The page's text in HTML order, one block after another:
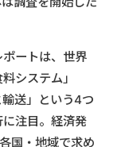
ートは、世界
システム」
輸送」という4つ
注目。経済発
国・地域で求め